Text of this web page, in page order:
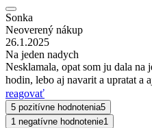
Sonka
Neoverený nákup
26.1.2025
Na jeden nadych
Nesklamala, opat som ju dala na
hodin, lebo aj navarit a upratat a
reagovať
5 pozitívne hodnotenia5
1 negatívne hodnotenie1